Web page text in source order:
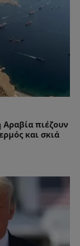
Αραβία πιέζουν
και σκιά